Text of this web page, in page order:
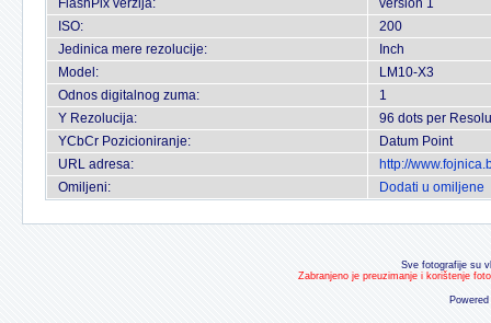
FlashPix verzija:
version 1
ISO:
200
Jedinica mere rezolucije:
Inch
Model:
LM10-X3
Odnos digitalnog zuma:
1
Y Rezolucija:
96 dots per
YCbCr Pozicioniranje:
Datum Point
URL adresa:
http://
Omiljeni:
Dodati u omiljene
Sve fotografije su
Zabranjeno je preuzimanje i korištenje